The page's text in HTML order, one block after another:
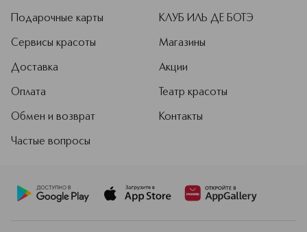
Подарочные карты
Сервисы красоты
Доставка
Оплата
Обмен и возврат
Частые вопросы
КЛУБ ИЛЬ ДЕ БОТЭ
Магазины
Акции
Театр красоты
Контакты